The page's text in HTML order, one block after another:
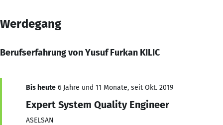
Werdegang
Berufserfahrung von Yusuf Furkan KILIC
Bis heute 6 Jahre und 11 Monate, seit Okt. 2019
Expert System Quality Engineer
ASELSAN